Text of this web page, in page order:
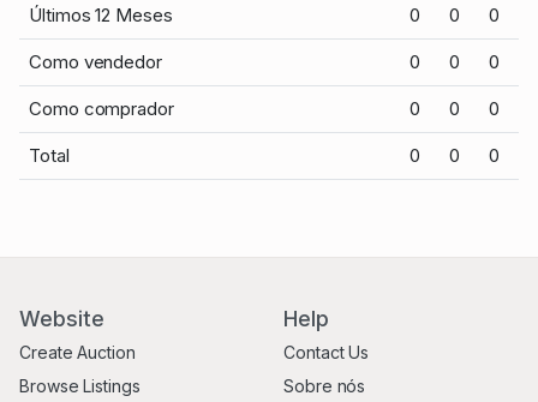
Últimos 12 Meses 0 0 0
Como vendedor 0 0 0
Como comprador 0 0 0
Total 0 0 0
Website
Create Auction
Browse Listings
Help
Contact Us
Sobre nós